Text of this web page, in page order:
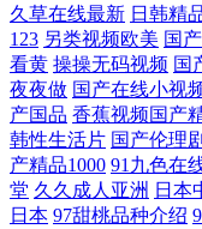
久草在线最新 日韩精
123 另类视频欧美 国
看黄 操操无码视频 国
夜夜做 国产在线小视
产国品 香蕉视频国产
韩性生活片 国产伦理剧
产精品1000 91九色在
堂 久久成人亚洲 日本
日本 97甜桃品种介绍